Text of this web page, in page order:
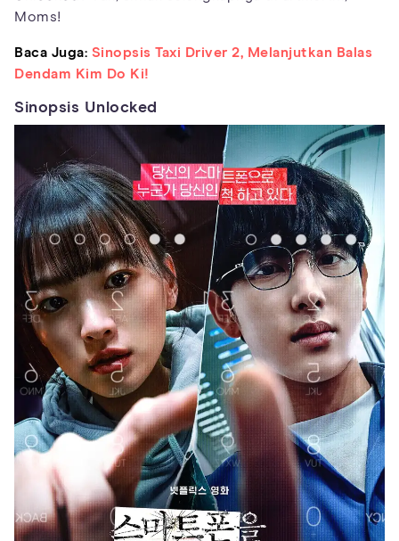
Moms!
Baca Juga: Sinopsis Taxi Driver 2, Melanjutkan Balas
Dendam Kim Do Ki!
Sinopsis Unlocked